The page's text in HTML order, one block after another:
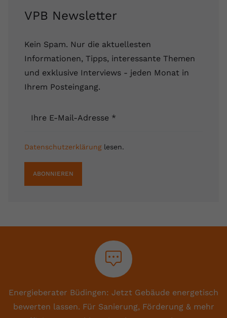
VPB Newsletter
Kein Spam. Nur die aktuellesten
Informationen, Tipps, interessante Themen
und exklusive Interviews - jeden Monat in
Ihrem Posteingang.
Ihre E-Mail-Adresse *
Datenschutzerklärunglesen.
ABONNIEREN
Energieberater Büdingen: Jetzt Gebäude energetisch
bewerten lassen. Für Sanierung, Förderung & mehr